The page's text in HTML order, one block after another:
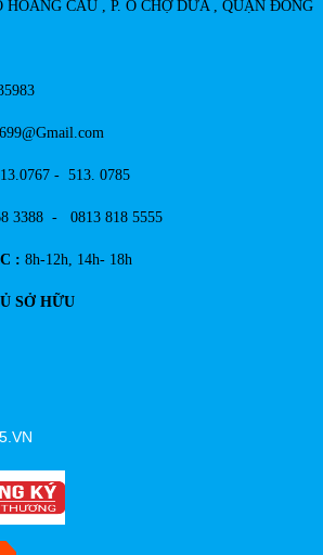
HOÀNG CẦU , P. Ô CHỢ DỪA , QUẬN ĐỐNG
- 513. 0785
3388 - 0813 818 5555
: 8h-12h, 14h- 18h
SỞ HỮU